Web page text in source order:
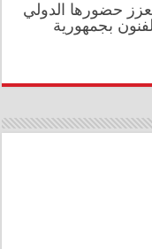
تعزز حضورها الدولي
بجمهورية